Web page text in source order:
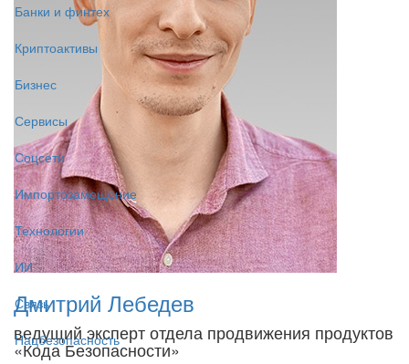
Банки и финтех
Криптоактивы
Бизнес
Сервисы
Соцсети
Импортозамещение
Технологии
ИИ
Связь
Нацбезопасность
Дмитрий Лебедев
ведущий эксперт отдела продвижения продуктов
«Кода Безопасности»